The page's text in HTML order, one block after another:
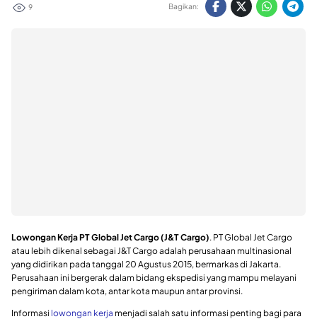
9 Bagikan:
Lowongan Kerja PT Global Jet Cargo (J&T Cargo). PT Global Jet Cargo
atau lebih dikenal sebagai J&T Cargo adalah perusahaan multinasional
yang didirikan pada tanggal 20 Agustus 2015, bermarkas di Jakarta.
Perusahaan ini bergerak dalam bidang ekspedisi yang mampu melayani
pengiriman dalam kota, antar kota maupun antar provinsi.
Informasi lowongan kerja menjadi salah satu informasi penting bagi para